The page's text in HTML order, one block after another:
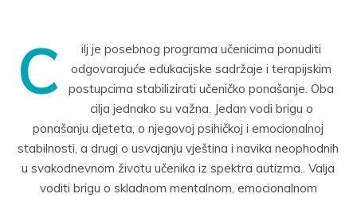
C
ilj je posebnog programa učenicima ponuditi
odgovarajuće edukacijske sadržaje i terapijskim
postupcima stabilizirati učeničko ponašanje. Oba
cilja jednako su važna. Jedan vodi brigu o
ponašanju djeteta, o njegovoj psihičkoj i emocionalnoj
stabilnosti, a drugi o usvajanju vještina i navika neophodnih
u svakodnevnom životu učenika iz spektra autizma.. Valja
voditi brigu o skladnom mentalnom, emocionalnom